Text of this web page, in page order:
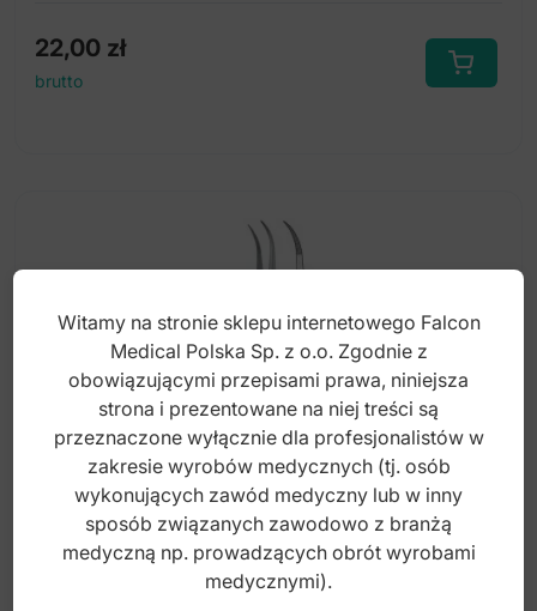
22,00 zł
brutto
Penseta Falcon do odłamków ząbkowana
zagięta 105mm
Witamy na stronie sklepu internetowego Falcon
Medical Polska Sp. z o.o. Zgodnie z
obowiązującymi przepisami prawa, niniejsza
strona i prezentowane na niej treści są
przeznaczone wyłącznie dla profesjonalistów w
zakresie wyrobów medycznych (tj. osób
wykonujących zawód medyczny lub w inny
sposób związanych zawodowo z branżą
medyczną np. prowadzących obrót wyrobami
medycznymi).